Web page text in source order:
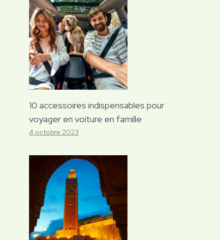
10 accessoires indispensables pour
voyager en voiture en famille
4 octobre 2023